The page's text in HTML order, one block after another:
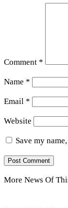
Comment *
Name *
Email *
Website
Save my
More News Of